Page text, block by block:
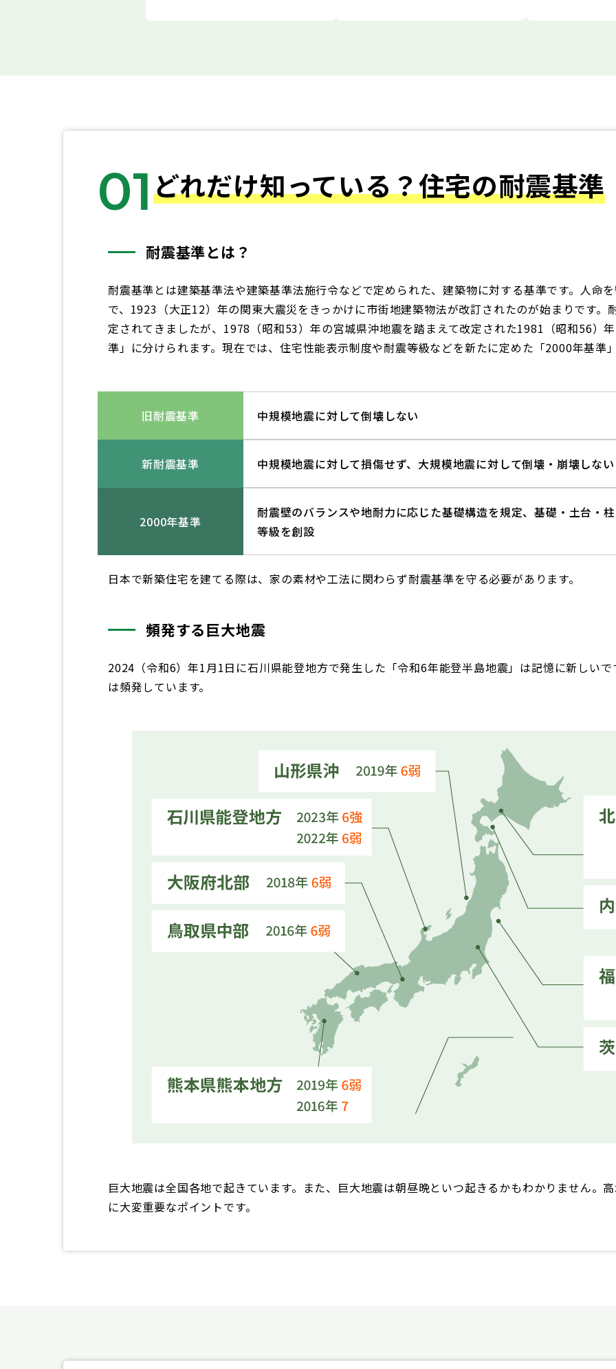
01どれだけ知っている？住宅の耐震基準
耐震基準とは？
耐震基準とは建築基準法や建築基準法施行令などで定められた、建築物に対する基準です。人命
で、1923（大正12）年の関東大震災をきっかけに市街地建築物法が改訂されたのが始まりです。
定されてきましたが、1978（昭和53）年の宮城県沖地震を踏まえて改定された1981（昭和56）
準」に分けられます。現在では、住宅性能表示制度や耐震等級などを新たに定めた「2000年基準
旧耐震基準 中規模地震に対して倒壊しない
新耐震基準 中規模地震に対して損傷せず、大規模地震に対して倒壊・崩壊しない
2000年基準
耐震壁のバランスや地耐力に応じた基礎構造を規定、基礎・土台・
等級を創設
日本で新築住宅を建てる際は、家の素材や工法に関わらず耐震基準を守る必要があります。
頻発する巨大地震
2024（令和6）年1月1日に石川県能登地方で発生した「令和6年能登半島地震」は記憶に新しい
は頻発しています。
巨大地震は全国各地で起きています。また、巨大地震は朝昼晩といつ起きるかもわかりません。
に大変重要なポイントです。